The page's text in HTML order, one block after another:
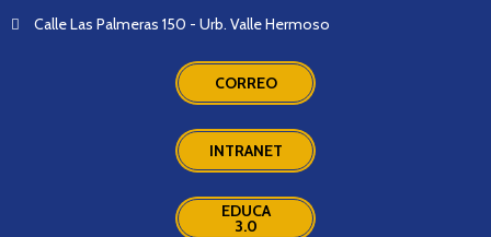
Calle Las Palmeras 150 - Urb. Valle Hermoso
CORREO
INTRANET
EDUCA
3.0